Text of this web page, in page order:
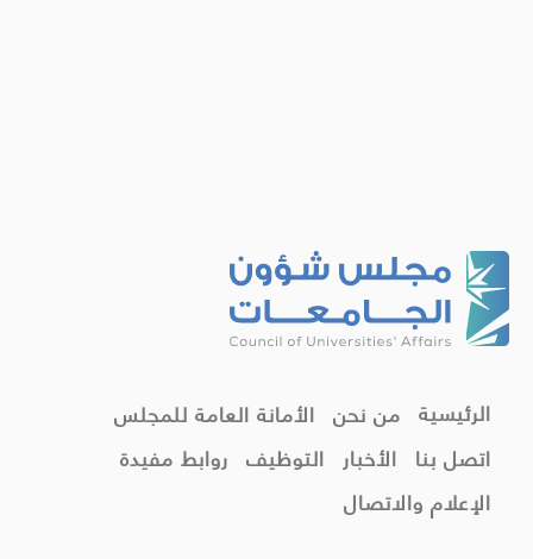
الرئيسية من نحن الأمانة العامة للمجلس
اتصل بنا الأخبار التوظيف روابط مفيدة
الإعلام والاتصال